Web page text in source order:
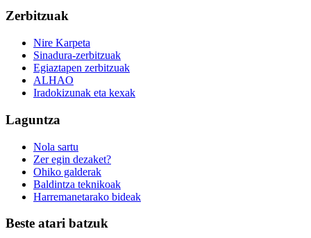
Zerbitzuak
Nire Karpeta
Sinadura-zerbitzuak
Egiaztapen zerbitzuak
ALHAO
Iradokizunak eta kexak
Laguntza
Nola sartu
Zer egin dezaket?
Ohiko galderak
Baldintza teknikoak
Harremanetarako bideak
Beste atari batzuk